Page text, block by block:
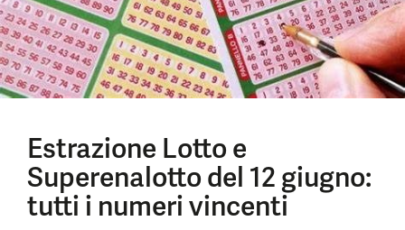
Estrazione Lotto e
Superenalotto del 12 giugno:
tutti i numeri vincenti